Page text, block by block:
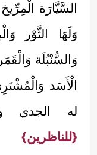
السَّيَّارَة
وَلَهَا الثَّوْر
وَالسُّنْبُلَة
الْأَسَد
له الجدي
{للناظرين}